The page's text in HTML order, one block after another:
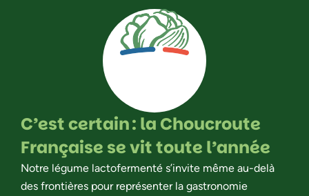
C’est certain : la Choucroute
Française se vit toute l’année
Notre légume lactofermenté s’invite même au-delà
des frontières pour représenter la gastronomie